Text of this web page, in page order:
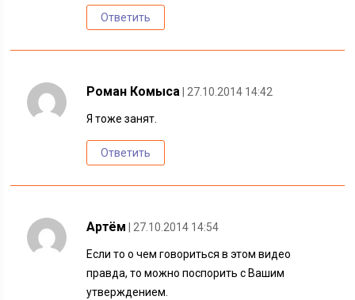
Ответить
Роман Комыса | 27.10.2014 14:42
Я тоже занят.
Ответить
Артём | 27.10.2014 14:54
Если то о чем говориться в этом видео
правда, то можно поспорить с Вашим
утверждением.